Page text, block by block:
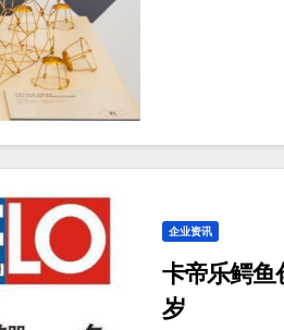
企业资讯
卡帝乐鳄
岁